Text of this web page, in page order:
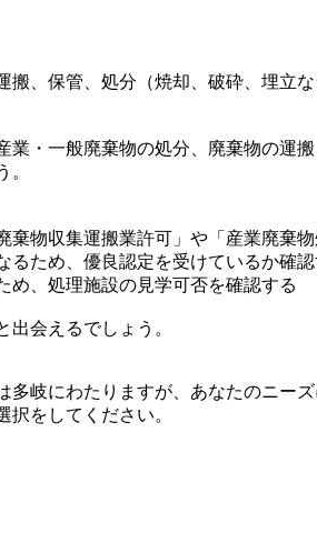
、保管、処分（焼却、破砕、埋
・一般廃棄物の処分、廃棄物の運
。
物収集運搬業許可」や「産業廃棄
ため、優良認定を受けているか確認
め、処理施設の見学可否を確認する
会えるでしょう。
岐にわたりますが、あなたのニーズ
をしてください。